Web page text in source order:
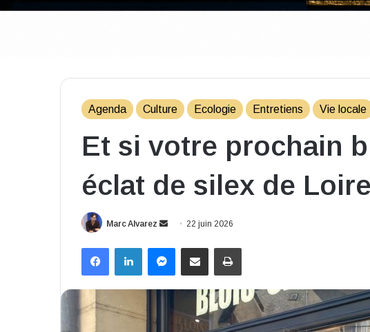
Agenda Culture Ecologie Entretiens Vie locale
Et si votre prochain
éclat de silex de
Marc Alvarez
Envoyer
courriel
22 juin 2026
FacebookLinkedinMessenger
Partager par email Imprimer